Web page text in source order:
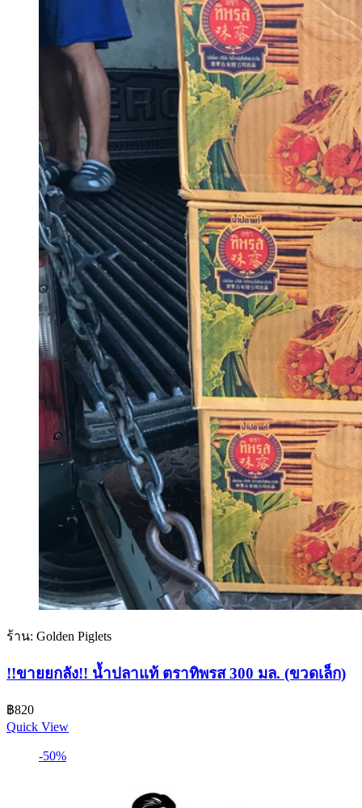
ร้าน: Golden Piglets
!!ขายยกลัง!! น้ำปลาแท้ ตราทิพรส 300 มล. (ขวดเล็ก)
฿820
Quick View
-50%